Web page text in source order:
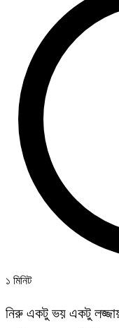
১ মিনিট
নিরু একটু ভয় একটু